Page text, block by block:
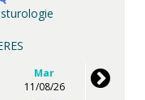
Mar
11/08/26